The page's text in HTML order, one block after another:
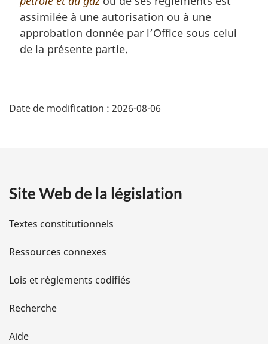
r
g
i
n
assimilée à une autorisation ou à une
approbation donnée par l’Office sous celui
de la présente partie.
é
i
l
s
d
e
l
Date de modification : 2026-08-06
Site Web de la législation
Textes constitutionnels
Ressources connexes
Lois et règlements codifiés
Recherche
Aide